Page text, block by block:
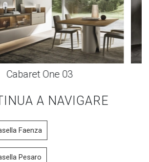
Cabaret One 03
A NAVIGARE
Faenza
Pesaro